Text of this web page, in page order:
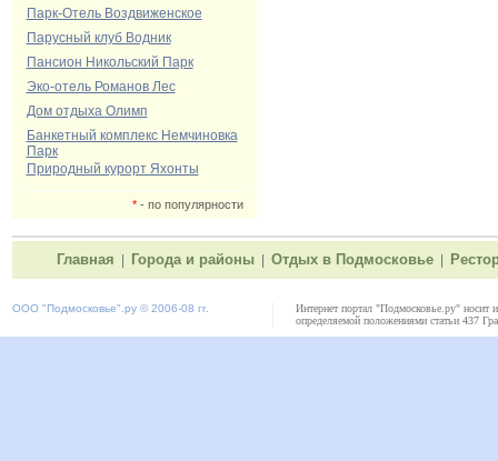
Парк-Отель Воздвиженское
Парусный клуб Водник
Пансион Никольский Парк
Эко-отель Романов Лес
Дом отдыха Олимп
Банкетный комплекс Немчиновка
Парк
Природный курорт Яхонты
*- по популярности
Главная Города и районы Отдых в Подмосковье
ООО "Подмосковье" .ру © 2006-08 гг.
Интернет портал "Подмосковье.ру" носит
определяемой положениями статьи 437